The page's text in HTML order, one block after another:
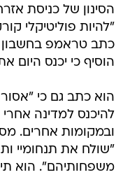
הסינון של כניסת
"להיות פוליטיקלי
כתב טראמפ בחשבון
הוסיף כי יכנס היום
הוא כתב גם כי
להיכנס למדינה
ובמקומות אחרים.
"שולח את תנחומיי
משפחותיהם". הוא